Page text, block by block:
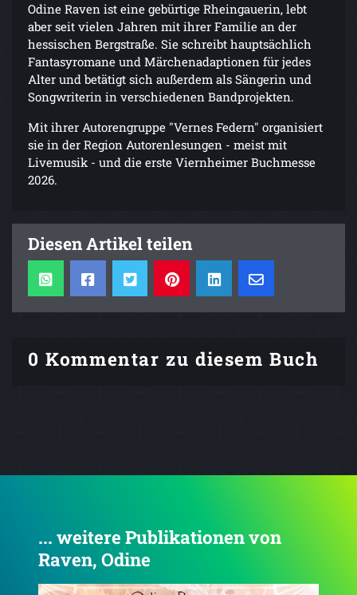
Odine Raven ist eine gebürtige Rheingauerin, lebt
aber seit vielen Jahren mit ihrer Familie an der
hessischen Bergstraße. Sie schreibt hauptsächlich
Fantasyromane und Märchenadaptionen für jedes
Alter und betätigt sich außerdem als Sängerin und
Songwriterin in verschiedenen Bandprojekten.
Mit ihrer Autorengruppe "Vernes Federn" organisiert
sie in der Region Autorenlesungen - meist mit
Livemusik - und die erste Viernheimer Buchmesse
2026.
Diesen Artikel teilen
0 Kommentar zu diesem Buch
... weitere Publikationen von
Raven, Odine